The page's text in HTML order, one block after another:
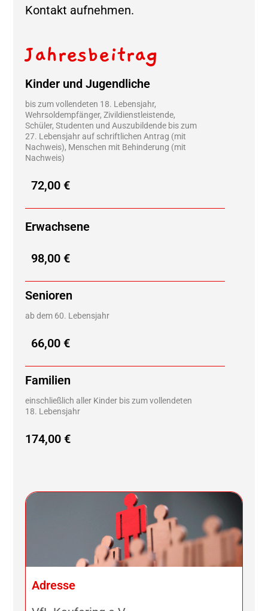
Kontakt aufnehmen.
Jahresbeitrag
Kinder und Jugendliche
bis zum vollendeten 18. Lebensjahr,
Wehrsoldempfänger, Zivildienstleistende,
Schüler, Studenten und Auszubildende bis zum
27. Lebensjahr auf schriftlichen Antrag (mit
Nachweis), Menschen mit Behinderung (mit
Nachweis)
72,00 €
Erwachsene
98,00 €
Senioren
ab dem 60. Lebensjahr
66,00 €
Familien
einschließlich aller Kinder bis zum vollendeten
18. Lebensjahr
174,00 €
Adresse